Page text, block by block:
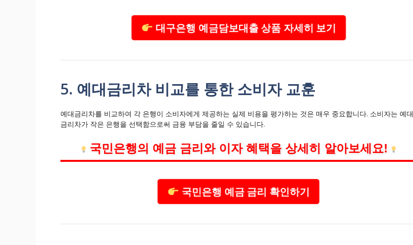
대구은행 예금담보대출 상품 자세히 보기
5. 예대금리차 비교를 통한 소비자 교훈
예대금리차를 비교하여 각 은행이 소비자에게 제공하는 실제 비용을 평가하는 것은 매우 중요합니다. 소비자는 예대
금리차가 작은 은행을 선택함으로써 금융 부담을 줄일 수 있습니다.
국민은행의 예금 금리와 이자 혜택을 상세히 알아보세요!
국민은행 예금 금리 확인하기